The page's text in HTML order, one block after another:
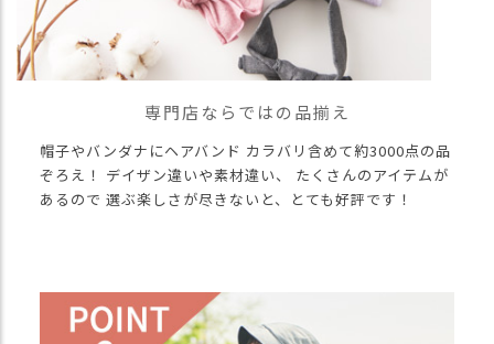
専門店ならではの品揃え
帽子やバンダナにヘアバンド カラバリ含めて約3000点の品
ぞろえ！ デイザン違いや素材違い、 たくさんのアイテムが
あるので 選ぶ楽しさが尽きないと、とても好評です！